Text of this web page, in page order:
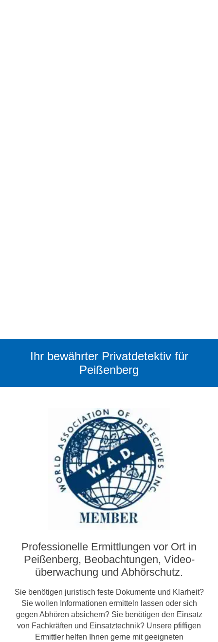
Ihr bewährter Privatdetektiv für
Peißenberg
Professionelle Ermittlungen vor Ort in
Peißenberg, Beobachtungen, Video­­
überwachung und Abhörschutz.
Sie benötigen juristisch feste Dokumente und Klarheit?
Sie wollen Informationen ermitteln lassen oder sich
gegen Abhören absichern? Sie benötigen den Einsatz
von Fachkräften und Einsatztechnik? Unsere pfiffigen
Ermittler helfen Ihnen gerne mit geeigneten